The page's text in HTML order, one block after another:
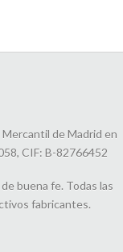
de Madrid en
CIF: B-82766452
buena fe. Todas las
fabricantes.